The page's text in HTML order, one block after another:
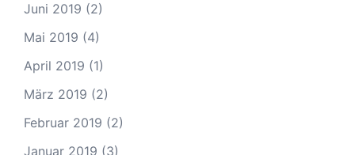
Juni 2019 (2)
Mai 2019 (4)
April 2019 (1)
März 2019 (2)
Februar 2019 (2)
Januar 2019 (3)